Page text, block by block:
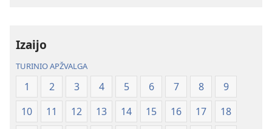
Izaijo
TURINIO APŽVALGA
1 2 3 4 5 6 7 8
9
10
11 12 13 14 15 16 17
18